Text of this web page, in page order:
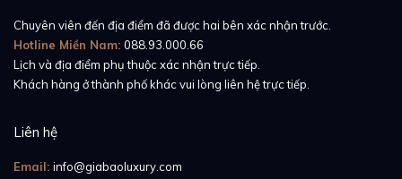
Chuyên viên đến địa điểm đã được hai bên xác nhận trước.
Hotline Miền Nam: 088.93.000.66
Lịch và địa điểm phụ thuộc xác nhận trực tiếp.
Khách hàng ở thành phố khác vui lòng liên hệ trực tiếp.
Liên hệ
Email: info@giabaoluxury.com